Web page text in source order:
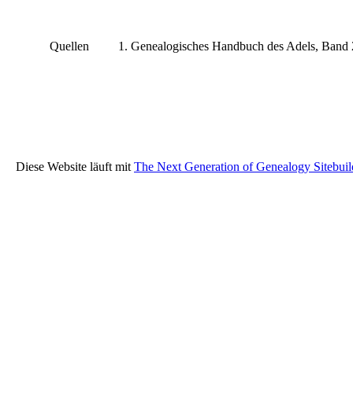
Quellen Genealogisches Handbuch des Adels,
Diese Website läuft mit The Next Generation of Genealogy